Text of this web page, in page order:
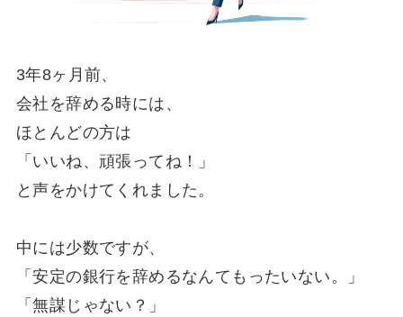
3年8ヶ月前、
会社を辞める時には、
ほとんどの方は
「いいね、頑張ってね！」
と声をかけてくれました。
中には少数ですが、
「安定の銀行を辞めるなんてもったいない。」
「無謀じゃない？」